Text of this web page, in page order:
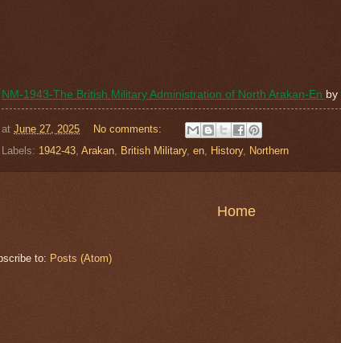
NM-1943-The British Military Administration of North Arakan-En by
at June 27, 2025
No comments:
Labels: 1942-43 Arakan British Military, en History, Northern
Home
to: Posts (Atom)